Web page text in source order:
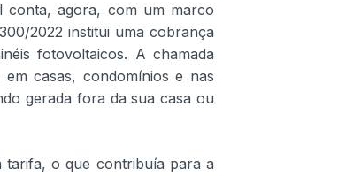
conta, agora, com um marco
2022 institui uma cobrança
fotovoltaicos. A chamada
casas, condomínios e nas
gerada fora da sua casa ou
tarifa, o que contribuía para a